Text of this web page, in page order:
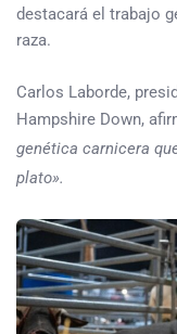
destacará el trabajo
raza.
Carlos Laborde,
Hampshire Down,
genética carnicera
plato».